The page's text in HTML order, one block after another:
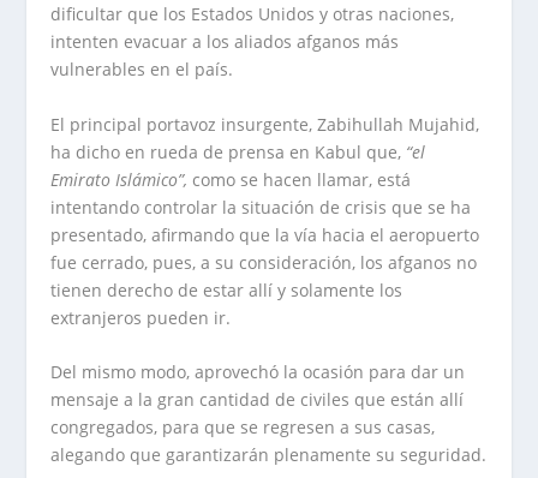
dificultar que los Estados Unidos y otras naciones,
intenten evacuar a los aliados afganos más
vulnerables en el país.
El principal portavoz insurgente, Zabihullah Mujahid,
ha dicho en rueda de prensa en Kabul que, “el
Emirato Islámico”, como se hacen llamar, está
intentando controlar la situación de crisis que se ha
presentado, afirmando que la vía hacia el aeropuerto
fue cerrado, pues, a su consideración, los afganos no
tienen derecho de estar allí y solamente los
extranjeros pueden ir.
Del mismo modo, aprovechó la ocasión para dar un
mensaje a la gran cantidad de civiles que están allí
congregados, para que se regresen a sus casas,
alegando que garantizarán plenamente su seguridad.